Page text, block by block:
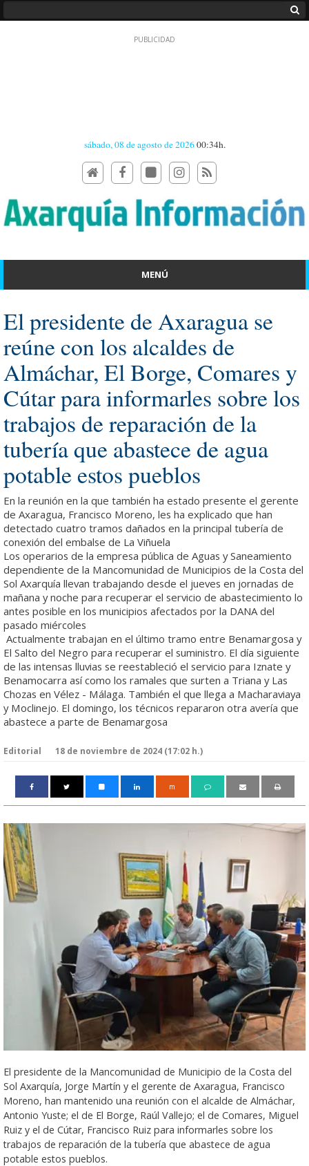
sábado, 08 de agosto de 202600:34h.
MENÚ
El presidente de Axaragua se
reúne con los alcaldes de
Almáchar, El Borge, Comares y
Cútar para informarles sobre los
trabajos de reparación de la
tubería que abastece de agua
potable estos pueblos
En la reunión en la que también ha estado presente el gerente
de Axaragua, Francisco Moreno, les ha explicado que han
detectado cuatro tramos dañados en la principal tubería de
conexión del embalse de La Viñuela
Los operarios de la empresa pública de Aguas y Saneamiento
dependiente de la Mancomunidad de Municipios de la Costa del
Sol Axarquía llevan trabajando desde el jueves en jornadas de
mañana y noche para recuperar el servicio de abastecimiento lo
antes posible en los municipios afectados por la DANA del
pasado miércoles
Actualmente trabajan en el último tramo entre Benamargosa y
El Salto del Negro para recuperar el suministro. El día siguiente
de las intensas lluvias se reestableció el servicio para Iznate y
Benamocarra así como los ramales que surten a Triana y Las
Chozas en Vélez - Málaga. También el que llega a Macharaviaya
y Moclinejo. El domingo, los técnicos repararon otra avería que
abastece a parte de Benamargosa
Editorial 18 de noviembre de 2024 (17:02 h.)
m
El presidente de la Mancomunidad de Municipio de la Costa del
Sol Axarquía, Jorge Martín y el gerente de Axaragua, Francisco
Moreno, han mantenido una reunión con el alcalde de Almáchar,
Antonio Yuste; el de El Borge, Raúl Vallejo; el de Comares, Miguel
Ruiz y el de Cútar, Francisco Ruiz para informarles sobre los
trabajos de reparación de la tubería que abastece de agua
potable estos pueblos.